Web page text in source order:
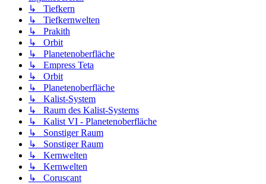
↳ Tiefkern
↳ Tiefkernwelten
↳ Prakith
↳ Orbit
↳ Planetenoberfläche
↳ Empress Teta
↳ Orbit
↳ Planetenoberfläche
↳ Kalist-System
↳ Raum des Kalist-Systems
↳ Kalist VI - Planetenoberfläche
↳ Sonstiger Raum
↳ Sonstiger Raum
↳ Kernwelten
↳ Kernwelten
↳ Coruscant